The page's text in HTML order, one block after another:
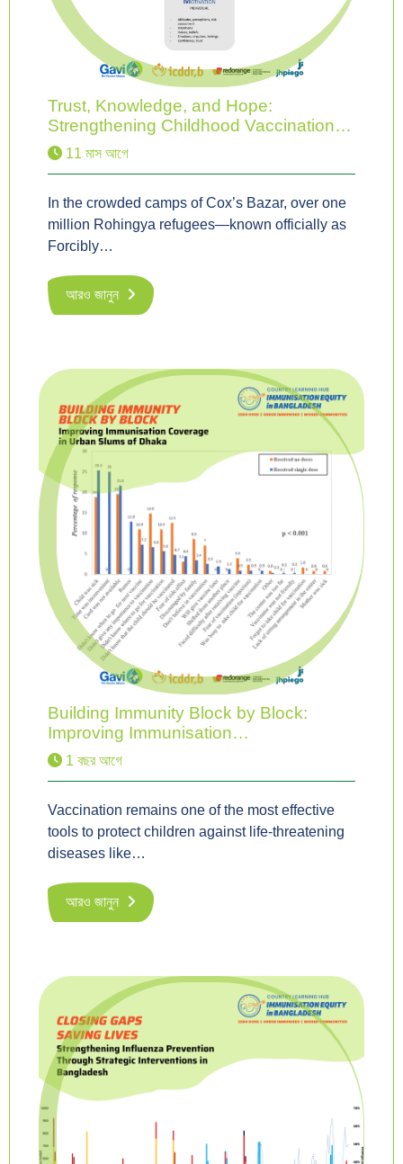
Trust, Knowledge, and Hope:
Strengthening Childhood Vaccination…
11 মাস আগে
In the crowded camps of Cox’s Bazar, over one
million Rohingya refugees—known officially as
Forcibly…
আরও জানুন
Building Immunity Block by Block:
Improving Immunisation…
1 বছর আগে
Vaccination remains one of the most effective
tools to protect children against life-threatening
diseases like…
আরও জানুন